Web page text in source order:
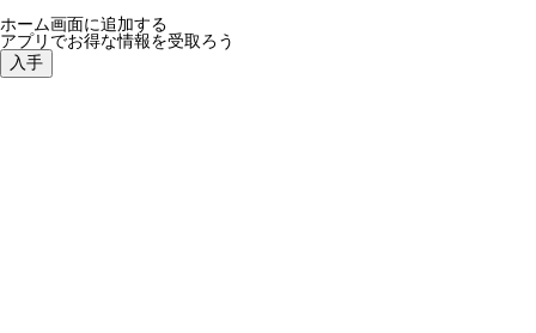
ホーム画面に追加する
アプリでお得な情報を受取ろう
入手